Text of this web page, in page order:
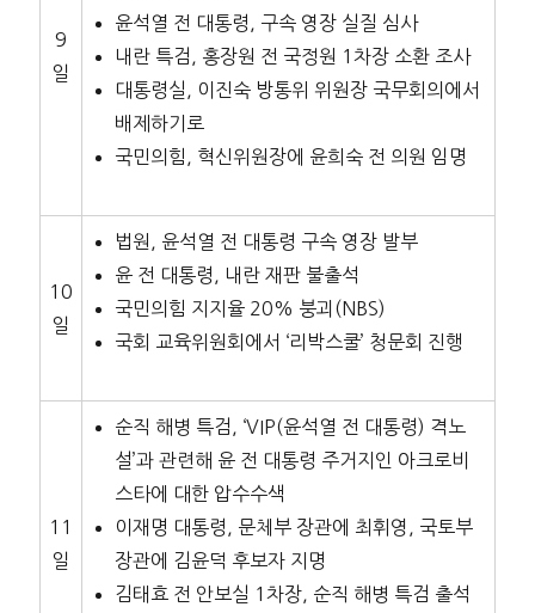
9
일
윤석열 전 대통령, 구속 영장 실질 심사
내란 특검, 홍장원 전 국정원 1차장 소환 조사
대통령실, 이진숙 방통위 위원장 국무회의에서
배제하기로
국민의힘, 혁신위원장에 윤희숙 전 의원 임명
10
일
법원, 윤석열 전 대통령 구속 영장 발부
윤 전 대통령, 내란 재판 불출석
국민의힘 지지율 20% 붕괴(NBS)
국회 교육위원회에서 ‘리박스쿨’ 청문회 진행
11
일
순직 해병 특검, ‘VIP(윤석열 전 대통령) 격노
설’과 관련해 윤 전 대통령 주거지인 아크로비
스타에 대한 압수수색
이재명 대통령, 문체부 장관에 최휘영, 국토부
장관에 김윤덕 후보자 지명
김태효 전 안보실 1차장, 순직 해병 특검 출석